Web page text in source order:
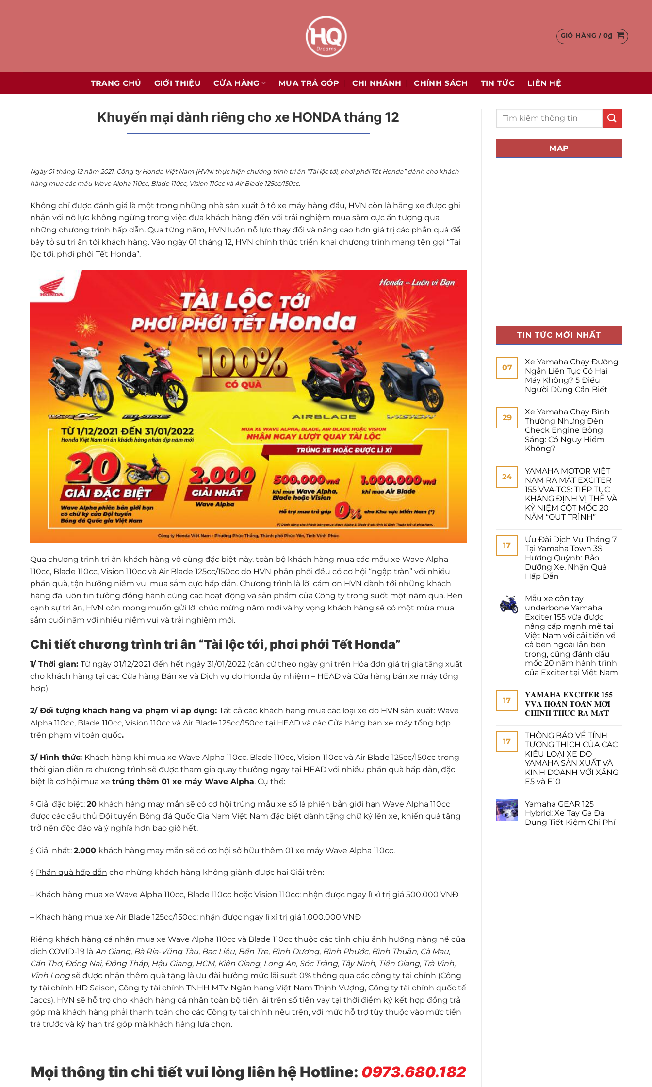
GIỎ HÀNG / 0₫
TRANG CHỦ GIỚI THIỆU CỬA HÀNG MUA TRẢ GÓP CHI NHÁNH CHÍNH SÁCH TIN TỨC LIÊN HỆ
Khuyến mại dành riêng cho xe HONDA tháng 12
Ngày 01 tháng 12 năm 2021, Công ty Honda Việt Nam (HVN) thực hiện chương trình tri ân “Tài lộc tới, phơi phới Tết Honda” dành cho khách
hàng mua các mẫu Wave Alpha 110cc, Blade 110cc, Vision 110cc và Air Blade 125cc/150cc.
Không chỉ được đánh giá là một trong những nhà sản xuất ô tô xe máy hàng đầu, HVN còn là hãng xe được ghi
nhận với nỗ lực không ngừng trong việc đưa khách hàng đến với trải nghiệm mua sắm cực ấn tượng qua
những chương trình hấp dẫn. Qua từng năm, HVN luôn nỗ lực thay đổi và nâng cao hơn giá trị các phần quà để
bày tỏ sự tri ân tới khách hàng. Vào ngày 01 tháng 12, HVN chính thức triển khai chương trình mang tên gọi “Tài
lộc tới, phơi phới Tết Honda”.
Qua chương trình tri ân khách hàng vô cùng đặc biệt này, toàn bộ khách hàng mua các mẫu xe Wave Alpha
110cc, Blade 110cc, Vision 110cc và Air Blade 125cc/150cc do HVN phân phối đều có cơ hội “ngập tràn” với nhiều
phần quà, tận hưởng niềm vui mua sắm cực hấp dẫn. Chương trình là lời cám ơn HVN dành tới những khách
hàng đã luôn tin tưởng đồng hành cùng các hoạt động và sản phẩm của Công ty trong suốt một năm qua. Bên
cạnh sự tri ân, HVN còn mong muốn gửi lời chúc mừng năm mới và hy vọng khách hàng sẽ có một mùa mua
sắm cuối năm với nhiều niềm vui và trải nghiệm mới.
Chi tiết chương trình tri ân “Tài lộc tới, phơi phới Tết Honda”
1/ Thời gian: Từ ngày 01/12/2021 đến hết ngày 31/01/2022 (căn cứ theo ngày ghi trên Hóa đơn giá trị gia tăng xuất
cho khách hàng tại các Cửa hàng Bán xe và Dịch vụ do Honda ủy nhiệm – HEAD và Cửa hàng bán xe máy tổng
hợp).
2/ Đối tượng khách hàng và phạm vi áp dụng: Tất cả các khách hàng mua các loại xe do HVN sản xuất: Wave
Alpha 110cc, Blade 110cc, Vision 110cc và Air Blade 125cc/150cc tại HEAD và các Cửa hàng bán xe máy tổng hợp
trên phạm vi toàn quốc.
3/ Hình thức: Khách hàng khi mua xe Wave Alpha 110cc, Blade 110cc, Vision 110cc và Air Blade 125cc/150cc trong
thời gian diễn ra chương trình sẽ được tham gia quay thưởng ngay tại HEAD với nhiều phần quà hấp dẫn, đặc
biệt là cơ hội mua xe trúng thêm 01 xe máy Wave Alpha. Cụ thể:
§ Giải đặc biệt: 20 khách hàng may mắn sẽ có cơ hội trúng mẫu xe số là phiên bản giới hạn Wave Alpha 110cc
được các cầu thủ Đội tuyển Bóng đá Quốc Gia Nam Việt Nam đặc biệt dành tặng chữ ký lên xe, khiến quà tặng
trở nên độc đáo và ý nghĩa hơn bao giờ hết.
§ Giải nhất: 2.000 khách hàng may mắn sẽ có cơ hội sở hữu thêm 01 xe máy Wave Alpha 110cc.
§ Phần quà hấp dẫn cho những khách hàng không giành được hai Giải trên:
– Khách hàng mua xe Wave Alpha 110cc, Blade 110cc hoặc Vision 110cc: nhận được ngay lì xì trị giá 500.000 VNĐ
– Khách hàng mua xe Air Blade 125cc/150cc: nhận được ngay lì xì trị giá 1.000.000 VNĐ
Riêng khách hàng cá nhân mua xe Wave Alpha 110cc và Blade 110cc thuộc các tỉnh chịu ảnh hưởng nặng nề của
dịch COVID-19 là An Giang, Bà Rịa-Vũng Tàu, Bạc Liêu, Bến Tre, Bình Dương, Bình Phước, Bình Thuận, Cà Mau,
Cần Thơ, Đồng Nai, Đồng Tháp, Hậu Giang, HCM, Kiên Giang, Long An, Sóc Trăng, Tây Ninh, Tiền Giang, Trà Vinh,
Vĩnh Longsẽ được nhận thêm quà tặng là ưu đãi hưởng mức lãi suất 0% thông qua các công ty tài chính (Công
ty tài chính HD Saison, Công ty tài chính TNHH MTV Ngân hàng Việt Nam Thịnh Vượng, Công ty tài chính quốc tế
Jaccs). HVN sẽ hỗ trợ cho khách hàng cá nhân toàn bộ tiền lãi trên số tiền vay tại thời điểm ký kết hợp đồng trả
góp mà khách hàng phải thanh toán cho các Công ty tài chính nêu trên, với mức hỗ trợ tùy thuộc vào mức tiền
trả trước và kỳ hạn trả góp mà khách hàng lựa chọn.
Mọi thông tin chi tiết vui lòng liên hệ Hotline: 0973.680.182
MAP
TIN TỨC MỚI NHẤT
07
Xe Yamaha Chạy Đường
Ngắn Liên Tục Có Hại
Máy Không? 5 Điều
Người Dùng Cần Biết
29
Xe Yamaha Chạy Bình
Thường Nhưng Đèn
Check Engine Bỗng
Sáng: Có Nguy Hiểm
Không?
24
YAMAHA MOTOR VIỆT
NAM RA MẮT EXCITER
155 VVA-TCS: TIẾP TỤC
KHẲNG ĐỊNH VỊ THẾ VÀ
KỶ NIỆM CỘT MỐC 20
NĂM “OUT TRÌNH”
17
Ưu Đãi Dịch Vụ Tháng 7
Tại Yamaha Town 3S
Hương Quỳnh: Bảo
Dưỡng Xe, Nhận Quà
Hấp Dẫn
Mẫu xe côn tay
underbone Yamaha
Exciter 155 vừa được
nâng cấp mạnh mẽ tại
Việt Nam với cải tiến về
cả bên ngoài lẫn bên
trong, cũng đánh dấu
mốc 20 năm hành trình
của Exciter tại Việt Nam.
17
𝐘𝐀𝐌𝐀𝐇𝐀 𝐄𝐗𝐂𝐈𝐓𝐄𝐑 𝟏𝟓𝟓
𝐕𝐕𝐀 𝐇𝐎𝐀̀𝐍 𝐓𝐎𝐀̀𝐍 𝐌𝐎̛́𝐈
𝐂𝐇𝐈́𝐍𝐇 𝐓𝐇𝐔̛́𝐂 𝐑𝐀 𝐌𝐀̆́𝐓
17
THÔNG BÁO VỀ TÍNH
TƯƠNG THÍCH CỦA CÁC
KIỂU LOẠI XE DO
YAMAHA SẢN XUẤT VÀ
KINH DOANH VỚI XĂNG
E5 và E10
Yamaha GEAR 125
Hybrid: Xe Tay Ga Đa
Dụng Tiết Kiệm Chi Phí